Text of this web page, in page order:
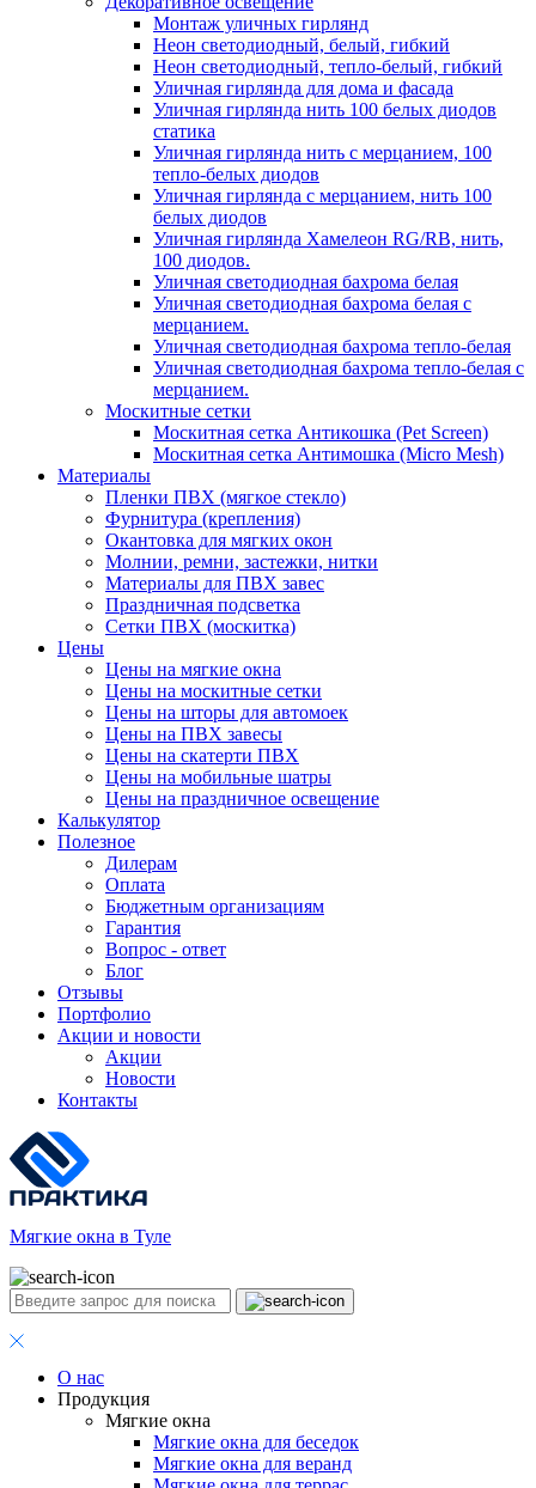
Монтаж уличных гирлянд
Неон светодиодный, белый, гибкий
Неон светодиодный, тепло-белый, гибкий
Уличная гирлянда для дома и фасада
Уличная гирлянда нить 100 белых диодов
статика
Уличная гирлянда нить с мерцанием, 100
тепло-белых диодов
Уличная гирлянда с мерцанием, нить 100
белых диодов
Уличная гирлянда Хамелеон RG/RB, нить,
100 диодов.
Уличная светодиодная бахрома белая
Уличная светодиодная бахрома белая с
мерцанием.
Уличная светодиодная бахрома тепло-белая
Уличная светодиодная бахрома тепло-белая с
мерцанием.
Москитные сетки
Москитная сетка Антикошка (Pet Screen)
Москитная сетка Антимошка (Micro Mesh)
Материалы
Пленки ПВХ (мягкое стекло)
Фурнитура (крепления)
Окантовка для мягких окон
Молнии, ремни, застежки, нитки
Материалы для ПВХ завес
Праздничная подсветка
Сетки ПВХ (москитка)
Цены
Цены на мягкие окна
Цены на москитные сетки
Цены на шторы для автомоек
Цены на ПВХ завесы
Цены на скатерти ПВХ
Цены на мобильные шатры
Цены на праздничное освещение
Калькулятор
Полезное
Дилерам
Оплата
Бюджетным организациям
Гарантия
Вопрос - ответ
Блог
Отзывы
Портфолио
Акции и новости
Акции
Новости
Контакты
Мягкие окна в Туле
О нас
Продукция
Мягкие окна
Мягкие окна для беседок
Мягкие окна для веранд